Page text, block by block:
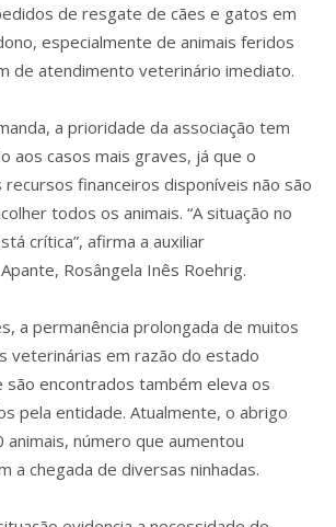
de resgate de cães e gatos em
especialmente de animais feridos
de atendimento veterinário imediato.
a prioridade da associação tem
aos casos mais graves, já que o
financeiros disponíveis não são
todos os animais. “A situação no
crítica”, afirma a auxiliar
Rosângela Inês Roehrig.
a permanência prolongada de muitos
veterinárias em razão do estado
são encontrados também eleva os
pela entidade. Atualmente, o abrigo
número que aumentou
a chegada de diversas ninhadas.